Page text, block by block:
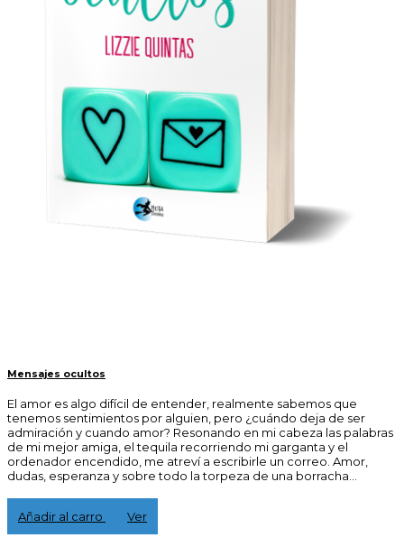
Mensajes ocultos
El amor es algo difícil de entender, realmente sabemos que
tenemos sentimientos por alguien, pero ¿cuándo deja de ser
admiración y cuando amor? Resonando en mi cabeza las palabras
de mi mejor amiga, el tequila recorriendo mi garganta y el
ordenador encendido, me atreví a escribirle un correo. Amor,
dudas, esperanza y sobre todo la torpeza de una borracha...
15,00 €
Añadir al carro
Ver